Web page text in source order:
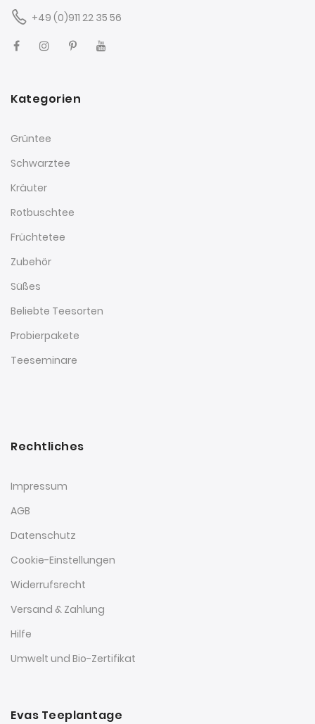
+49 (0)911 22 35 56
Kategorien
Grüntee
Schwarztee
Kräuter
Rotbuschtee
Früchtetee
Zubehör
Süßes
Beliebte Teesorten
Probierpakete
Teeseminare
Rechtliches
Impressum
AGB
Datenschutz
Cookie-Einstellungen
Widerrufsrecht
Versand & Zahlung
Hilfe
Umwelt und Bio-Zertifikat
Evas Teeplantage